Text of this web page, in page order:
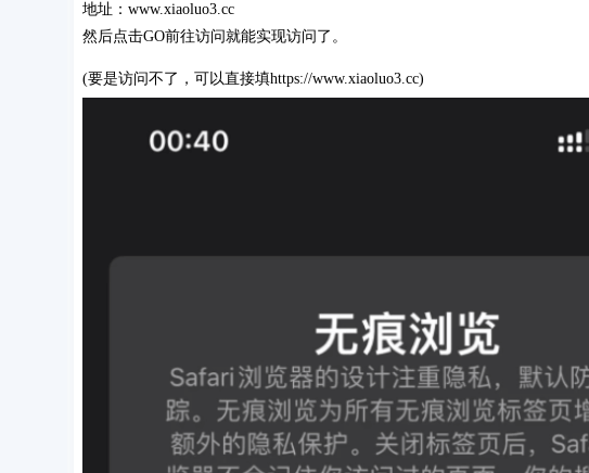
地址：www.xiaoluo3.cc
然后点击GO前往访问就能实现访问了。
(要是访问不了，可以直接填https://www.xiaoluo3.cc)